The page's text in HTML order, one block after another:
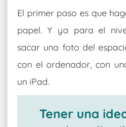
El primer paso es que
papel. Y ya para el
sacar una foto del
con el ordenador, con
un iPad.
Tener una